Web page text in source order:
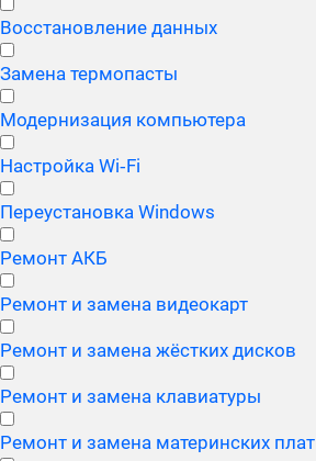
Восстановление данных
Замена термопасты
Модернизация компьютера
Настройка Wi‑Fi
Переустановка Windows
Ремонт АКБ
Ремонт и замена видеокарт
Ремонт и замена жёстких дисков
Ремонт и замена клавиатуры
Ремонт и замена материнских плат